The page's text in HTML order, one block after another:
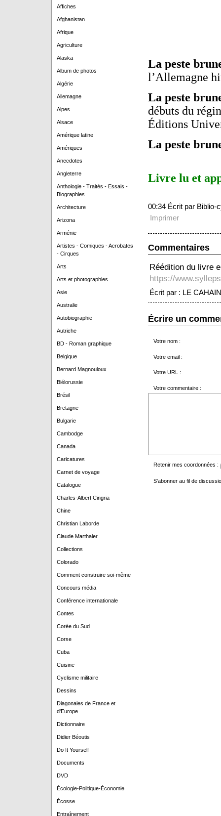
Affiches
Afghanistan
Afrique
Agriculture
Alaska
Album de photos
Algérie
Allemagne
Alpes
Alsace
Amérique latine
Amériques
Anecdotes
Angleterre
Anthologie - Traités - Essais -
Biographies
Architecture
Arizona
Arménie
Artistes - Comiques - Acrobates
- Cirques
Arts
Arts et photographies
Asie
Australie
Autobiographie
Autriche
BD - Roman graphique
Belgique
Bernard Magnouloux
Biélorussie
Brésil
Bretagne
Bulgarie
Cambodge
Canada
Caricatures
Carnet de voyage
Catalogue
Charles-Albert Cingria
Chine
Christian Laborde
Claude Marthaler
Collections
Colorado
Comment construire soi-même
Concours média
Conférence internationale
Contes
Corée du Sud
Corse
Cuba
Cuisine
Cyclisme militaire
Dessins
Diagonales de France et
d'Europe
Dictionnaire
Didier Béoutis
Do It Yourself
Documents
DVD
Écologie-Politique-Économie
Écosse
Entraînement
La peste
l’Allemagne
La peste
débuts du
Éditions
La peste
Livre lu et
00:34 Écrit par Biblio-
Imprimer
Commentaires
Réédition du livre
https://
Écrit par : LE
Écrire un
Votre nom :
Votre email :
Votre URL :
Votre commentaire :
Retenir mes coordonnées :
S'abonner au fil de